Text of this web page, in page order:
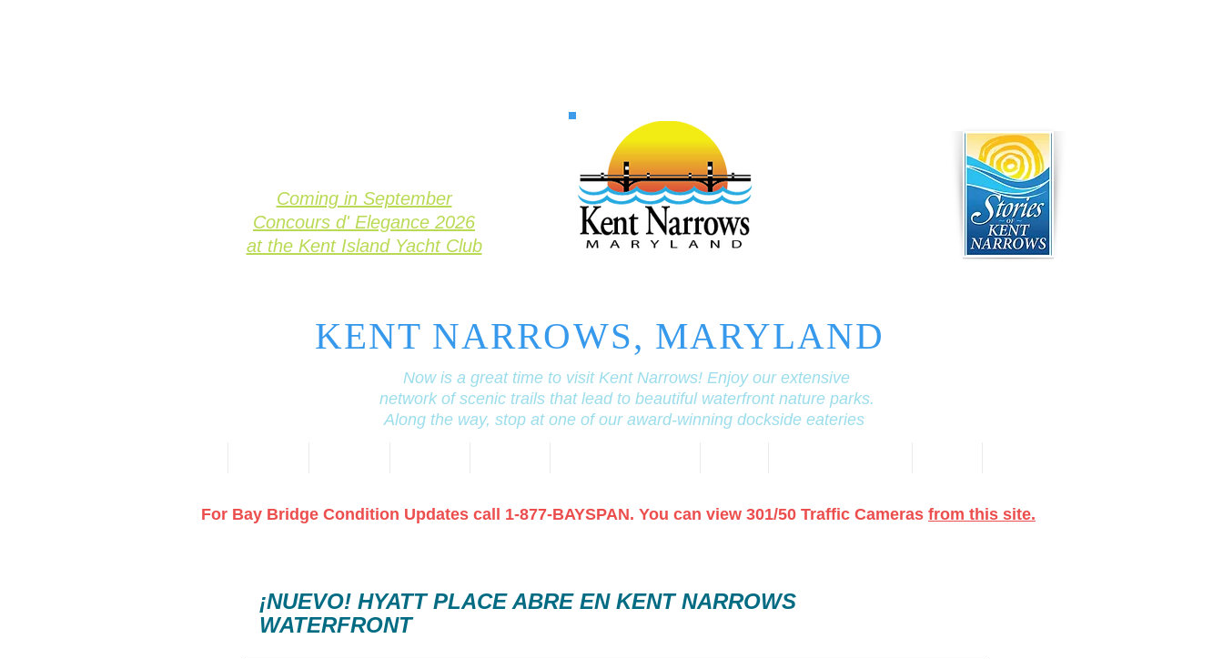
Coming in September
Concours d' Elegance 2026
at the Kent Island Yacht Club
KENT NARROWS, MARYLAND
Now is a great time to visit Kent Narrows! Enjoy our extensive
network of scenic trails that lead to beautiful waterfront nature parks.
Along the way, stop at one of our award-winning dockside eateries
For Bay Bridge Condition Updates call 1-877-BAYSPAN. You can view 301/50 Traffic Cameras from this site.
¡NUEVO! HYATT PLACE ABRE EN KENT NARROWS
WATERFRONT